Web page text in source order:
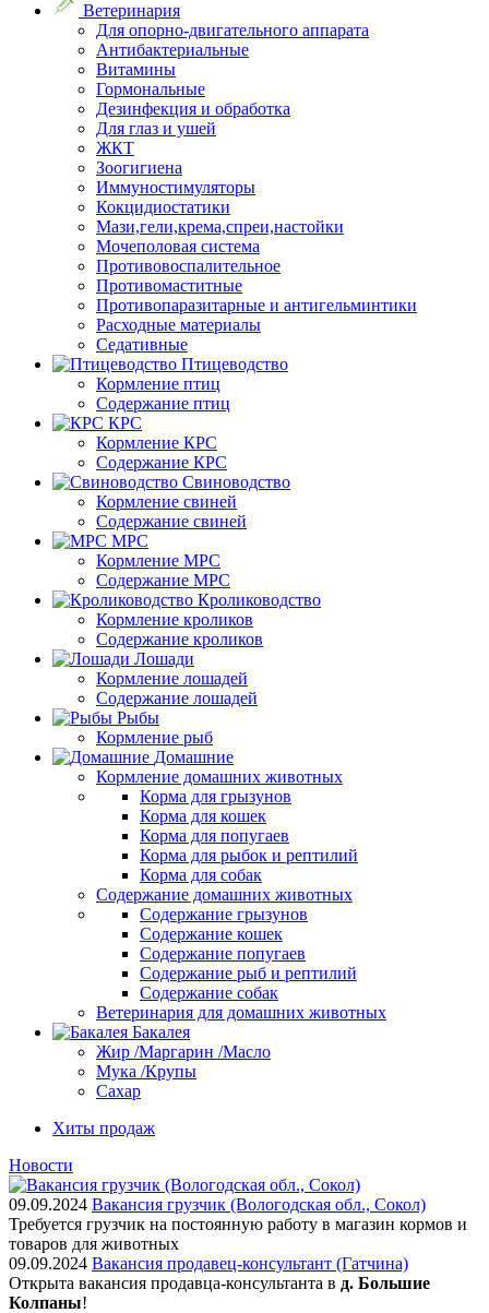
Ветеринария
Для опорно-двигательного аппарата
Антибактериальные
Витамины
Гормональные
Дезинфекция и обработка
Для глаз и ушей
ЖКТ
Зоогигиена
Иммуностимуляторы
Кокцидиостатики
Мази,гели,крема,спреи,настойки
Мочеполовая система
Противовоспалительное
Противомаститные
Противопаразитарные и антигельминтики
Расходные материалы
Седативные
Птицеводство
Кормление птиц
Содержание птиц
КРС
Кормление КРС
Содержание КРС
Свиноводство
Кормление свиней
Содержание свиней
МРС
Кормление МРС
Содержание МРС
Кролиководство
Кормление кроликов
Содержание кроликов
Лошади
Кормление лошадей
Содержание лошадей
Рыбы
Кормление рыб
Домашние
Кормление домашних животных
Корма для грызунов
Корма для кошек
Корма для попугаев
Корма для рыбок и рептилий
Корма для собак
Содержание домашних животных
Содержание грызунов
Содержание кошек
Содержание попугаев
Содержание рыб и рептилий
Содержание собак
Ветеринария для домашних животных
Бакалея
Жир /Маргарин /Масло
Мука /Крупы
Сахар
Хиты продаж
Новости
09.09.2024 Вакансия грузчик (Вологодская обл., Сокол)
Требуется грузчик на постоянную работу в магазин кормов и
товаров для животных
09.09.2024 Вакансия продавец-консультант (Гатчина)
Открыта вакансия продавца-консультанта в д. Большие
Колпаны!